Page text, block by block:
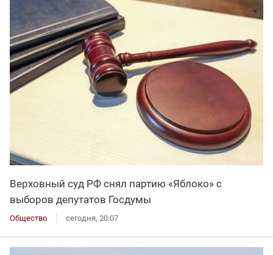
Верховный суд РФ снял партию «Яблоко» с
выборов депутатов Госдумы
Общество сегодня, 20:07